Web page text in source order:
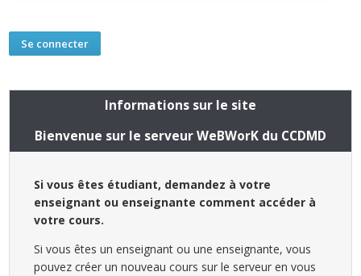
Informations sur le site
Bienvenue sur le serveur WeBWorK du CCDMD
Si vous êtes étudiant, demandez à votre
enseignant ou enseignante comment accéder à
votre cours.
Si vous êtes un enseignant ou une enseignante, vous
pouvez créer un nouveau cours sur le serveur en vous